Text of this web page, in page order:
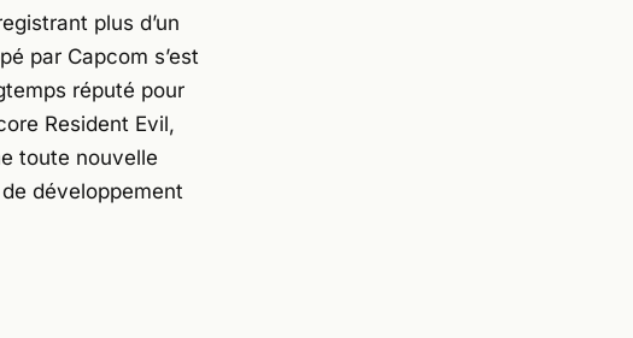
plus d’un
par Capcom s’est
réputé pour
Resident Evil,
toute nouvelle
développement